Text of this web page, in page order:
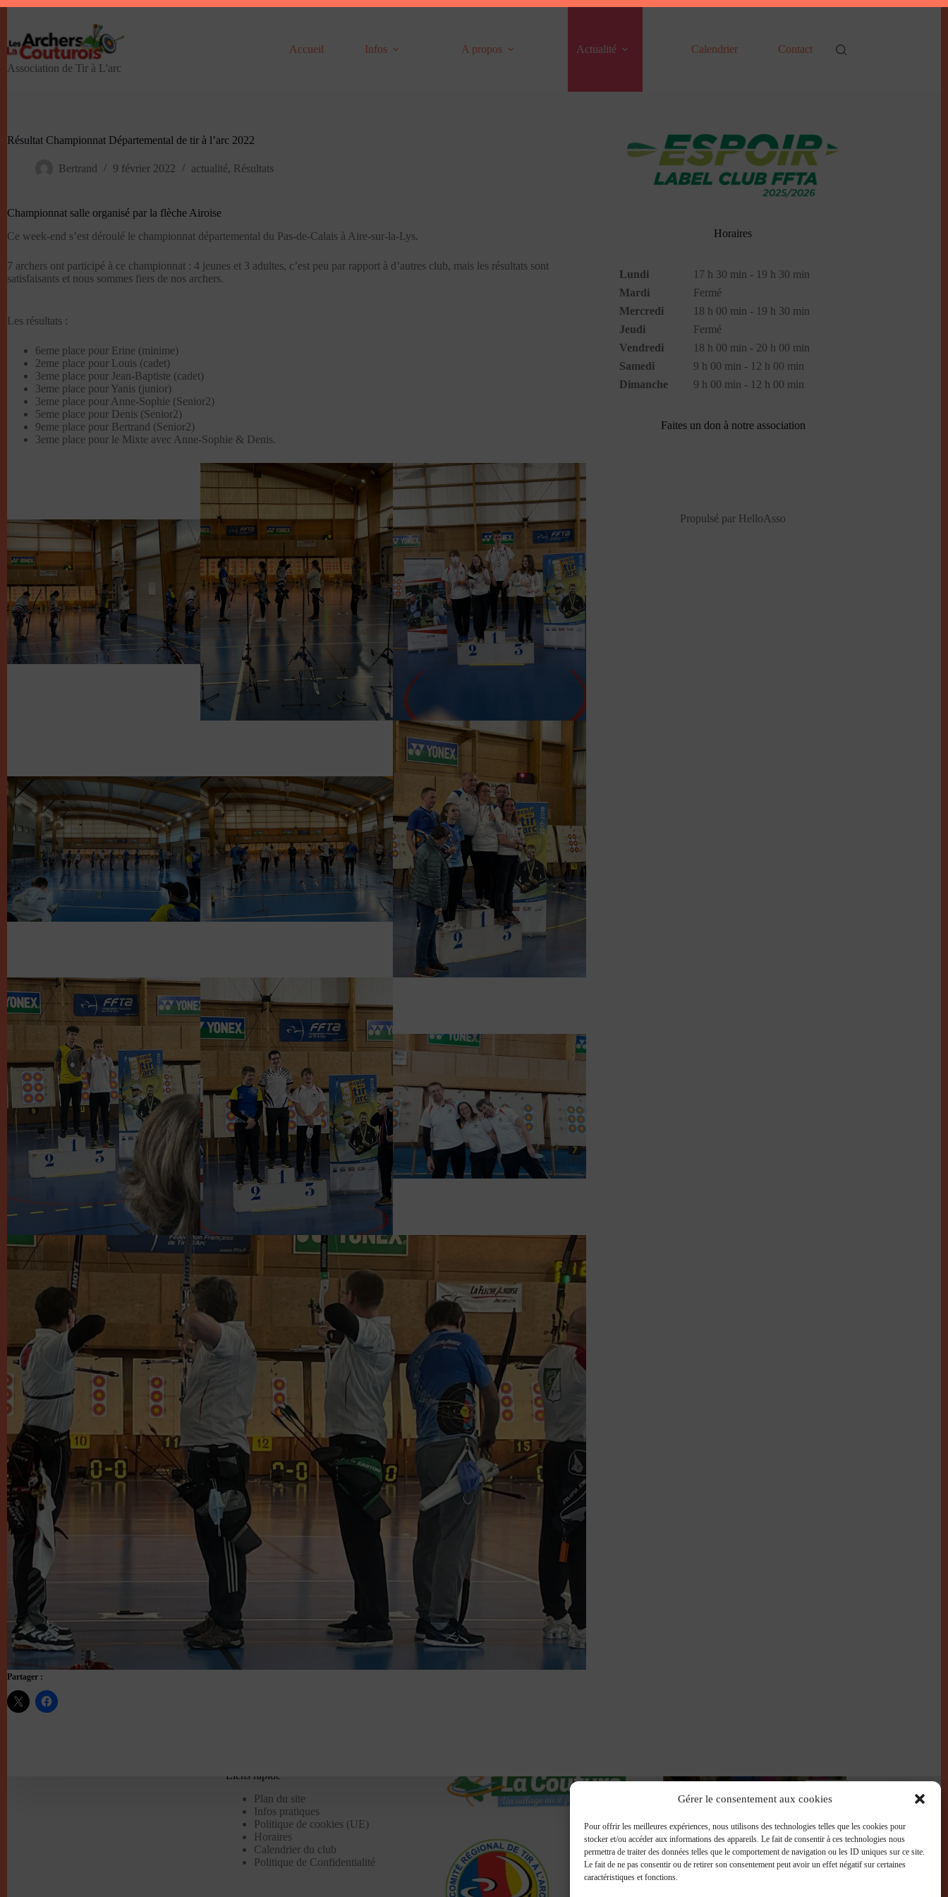
Gérer le consentement aux cookies
Pour offrir les meilleures expériences, nous utilisons des technologies telles que les cookies pour
stocker et/ou accéder aux informations des appareils. Le fait de consentir à ces technologies nous
permettra de traiter des données telles que le comportement de navigation ou les ID uniques sur ce site.
Le fait de ne pas consentir ou de retirer son consentement peut avoir un effet négatif sur certaines
caractéristiques et fonctions.
contenu
Association de Tir à L'arc
Accueil Infos A propos Actualité Calendrier Contact
Résultat Championnat Départemental de tir à l’arc 2022
Bertrand 9 février 2022 actualité, Résultats
Championnat salle organisé par la flèche Airoise
Ce week-end s’est déroulé le championnat départemental du Pas-de-Calais à Aire-sur-la-Lys.
7 archers ont participé à ce championnat : 4 jeunes et 3 adultes, c’est peu par rapport à d’autres club, mais les résultats sont
satisfaisants et nous sommes fiers de nos archers.
Les résultats :
6eme place pour Erine (minime)
2eme place pour Louis (cadet)
3eme place pour Jean-Baptiste (cadet)
3eme place pour Yanis (junior)
3eme place pour Anne-Sophie (Senior2)
5eme place pour Denis (Senior2)
9eme place pour Bertrand (Senior2)
3eme place pour le Mixte avec Anne-Sophie & Denis.
Partager :
Horaires
Lundi
17 h 30 min - 19 h 30 min
Mardi
Fermé
Mercredi
18 h 00 min - 19 h 30 min
Jeudi
Fermé
Vendredi
18 h 00 min - 20 h 00 min
Samedi
9 h 00 min - 12 h 00 min
Dimanche
9 h 00 min - 12 h 00 min
Faites un don à notre association
Propulsé par HelloAsso
Liens rapide
Plan du site
Infos pratiques
Politique de cookies (UE)
Horaires
Calendrier du club
Politique de Confidentialité